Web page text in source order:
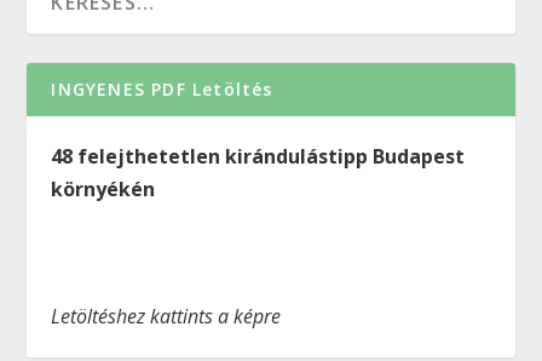
INGYENES PDF Letöltés
48 felejthetetlen kirándulástipp Budapest
környékén
Letöltéshez kattints a képre